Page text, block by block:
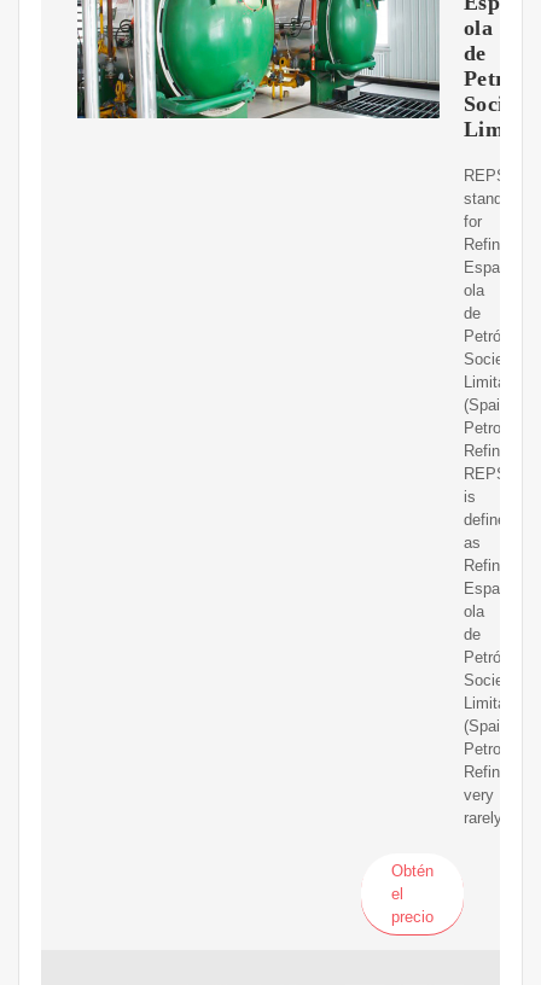
ola
de
REPSOL
stands
for
Refinería
Espa?
ola
de
Petróleo,
Sociedad
Limitada
(Spain
Petroleum
Refinery).
REPSOL
is
defined
as
Refinería
Espa?
ola
de
Petróleo,
Sociedad
Limitada
(Spain
Petroleum
Refinery)
very
rarely.
Obtén
el
precio